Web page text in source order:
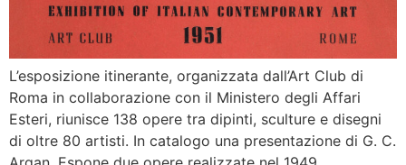
L’esposizione itinerante, organizzata dall’Art Club di
Roma in collaborazione con il Ministero degli Affari
Esteri, riunisce 138 opere tra dipinti, sculture e disegni
di oltre 80 artisti. In catalogo una presentazione di G. C.